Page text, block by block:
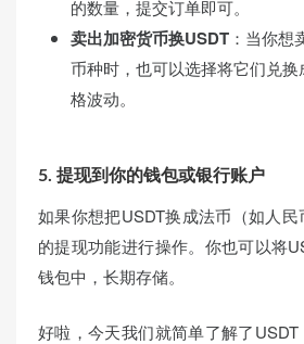
的数量，提交订单即可。
卖出加密货币换USDT ：当你想
币种时，也可以选择将它们兑换
格波动。
5. 提现到你的钱包或银行账户
如果你想把USDT换成法币（如人
的提现功能进行操作。你也可以将
钱包中，长期存储。
好啦，今天我们就简单了解了